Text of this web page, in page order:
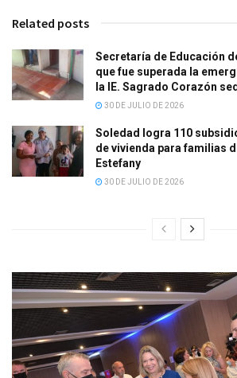
Related posts
Secretaría de Educación
que fue superada la
la IE. Sagrado Corazón
30 DE JULIO DE 2026
Soledad logra 110
de vivienda para familias
Estefany
30 DE JULIO DE 2026